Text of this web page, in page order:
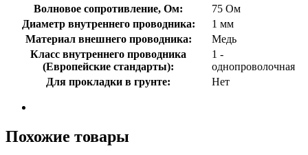
Волновое сопротивление, Ом:
75 Ом
Диаметр внутреннего проводника:
1 мм
Материал внешнего проводника:
Медь
Класс внутреннего проводника
(Европейские стандарты):
1 -
однопроволочная
Для прокладки в грунте:
Нет
Похожие товары